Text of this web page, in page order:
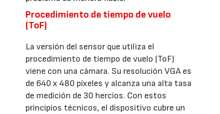
Procedimiento de tiempo de vuelo
(ToF)
La versión del sensor que utiliza el
procedimiento de tiempo de vuelo (ToF)
viene con una cámara. Su resolución VGA es
de 640 x 480 píxeles y alcanza una alta tasa
de medición de 30 hercios. Con estos
principios técnicos, el dispositivo cubre un